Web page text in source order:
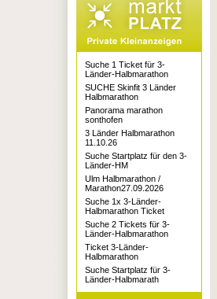
Suche 1 Ticket für 3-
Länder-Halbmarathon
SUCHE Skinfit 3 Länder
Halbmarathon
Panorama marathon
sonthofen
3 Länder Halbmarathon
11.10.26
Suche Startplatz für den 3-
Länder-HM
Ulm Halbmarathon /
Marathon27.09.2026
Suche 1x 3-Länder-
Halbmarathon Ticket
Suche 2 Tickets für 3-
Länder-Halbmarathon
Ticket 3-Länder-
Halbmarathon
Suche Startplatz für 3-
Länder-Halbmarath